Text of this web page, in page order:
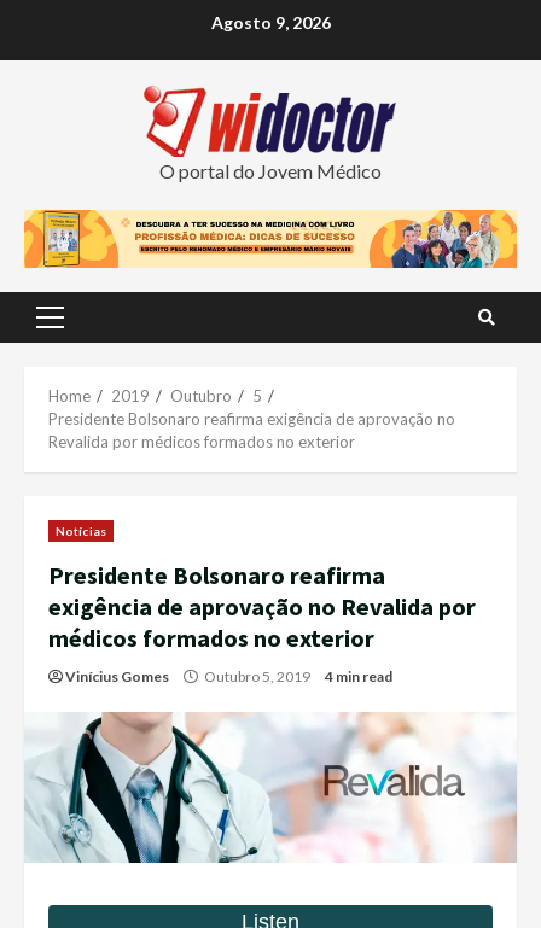
Agosto 9, 2026
O portal do Jovem Médico
Primary
Home 2019 Outubro
5
Presidente Bolsonaro reafirma exigência de aprovação no
Revalida por médicos formados no exterior
Notícias
Presidente Bolsonaro reafirma
exigência de aprovação no Revalida por
médicos formados no exterior
Vinícius Gomes Outubro 5, 2019 4 min read